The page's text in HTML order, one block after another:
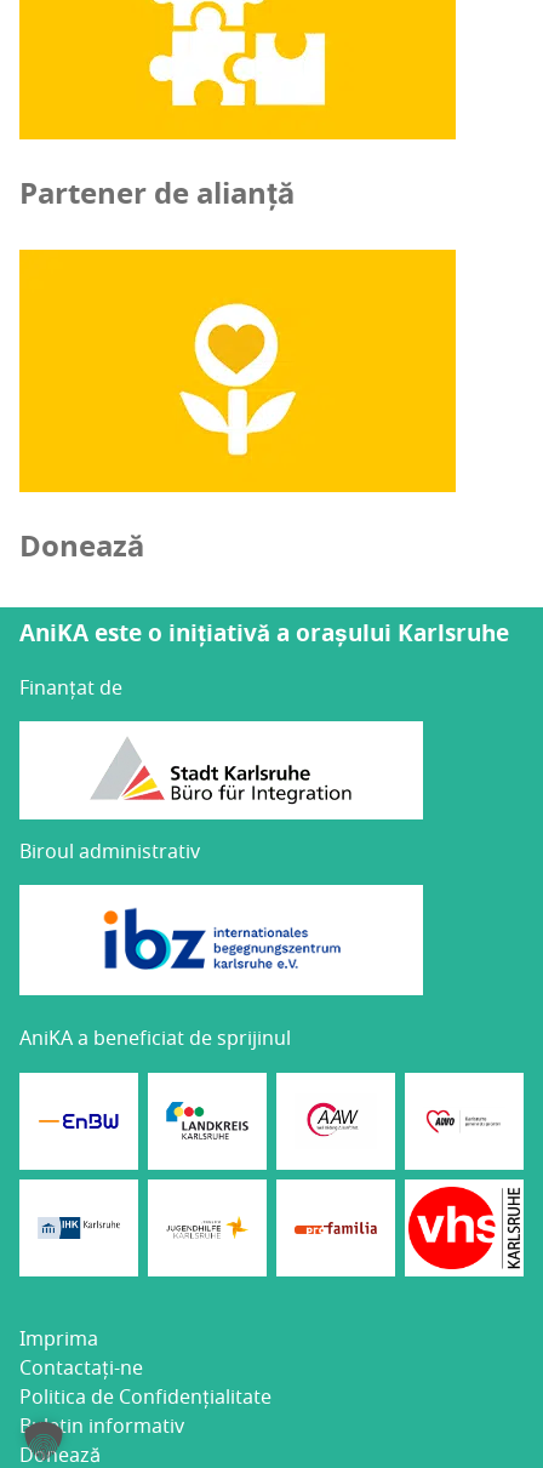
Partener de alianță
Donează
AniKA este o inițiativă a orașului Karlsruhe
Finanțat de
Biroul administrativ
AniKA a beneficiat de sprijinul
Impri­ma
Con­­ta­c­­tați-ne
Poli­ti­ca de Confidențialitate
Bule­tin informativ
Donea­ză